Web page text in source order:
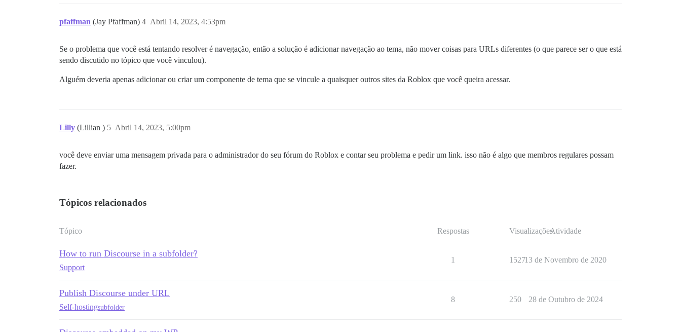
pfaffman (Jay Pfaffman) Abril 14, 2023, 4:53pm
4
Se o problema que você está tentando resolver é navegação, então a solução é adicionar navegação ao tema, não mover coisas para URLs diferentes (o que parece ser o que está
sendo discutido no tópico que você vinculou).
Alguém deveria apenas adicionar ou criar um componente de tema que se vincule a quaisquer outros sites da Roblox que você queira acessar.
Lilly (Lillian ) Abril 14, 2023, 5:00pm
5
você deve enviar uma mensagem privada para o administrador do seu fórum do Roblox e contar seu problema e pedir um link. isso não é algo que membros regulares possam
fazer.
Tópicos relacionados
Tópico Respostas VisualizaçõesAtividade
How to run Discourse in a subfolder?
Support
1 152713 de Novembro de 2020
Publish Discourse under URL
Self-hostingsubfolder
8 250 28 de Outubro de 2024